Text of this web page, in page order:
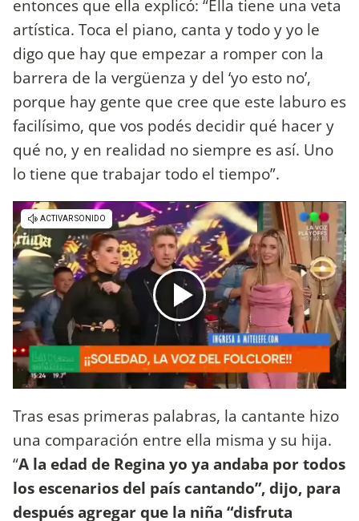
entonces que ella explicó: “Ella tiene una veta
artística. Toca el piano, canta y todo y yo le
digo que hay que empezar a romper con la
barrera de la vergüenza y del ‘yo esto no’,
porque hay gente que cree que este laburo es
facilísimo, que vos podés decidir qué hacer y
qué no, y en realidad no siempre es así. Uno
lo tiene que trabajar todo el tiempo”.
Tras esas primeras palabras, la cantante hizo
una comparación entre ella misma y su hija.
“A la edad de Regina yo ya andaba por todos
los escenarios del país cantando”, dijo, para
después agregar que la niña “disfruta